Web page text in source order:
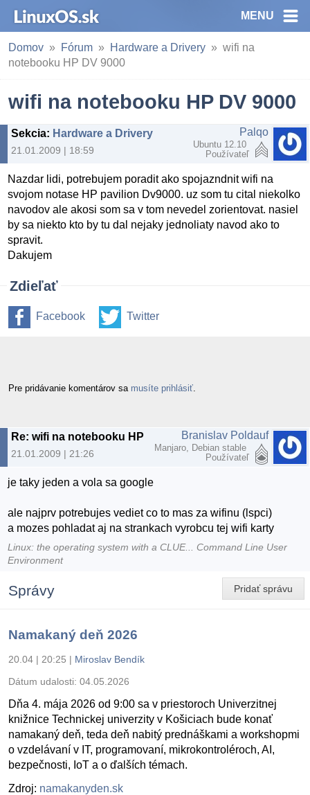
MENU
Domov Fórum Hardware a Drivery
wifi na
notebooku HP DV 9000
wifi na notebooku HP DV 9000
Sekcia: Hardware a Drivery
21.01.2009 | 18:59
Palqo
Ubuntu 12.10
Používateľ
Nazdar lidi, potrebujem poradit ako spojazndnit wifi na
svojom notase HP pavilion Dv9000. uz som tu cital niekolko
navodov ale akosi som sa v tom nevedel zorientovat. nasiel
by sa niekto kto by tu dal nejaky jednoliaty navod ako to
spravit.
Dakujem
Zdieľať
Facebook Twitter
Pre pridávanie komentárov sa musíte prihlásiť
Re: wifi na notebooku HP DV 9000
21.01.2009 | 21:26
Branislav Poldauf
Manjaro, Debian stable
Používateľ
je taky jeden a vola sa google
ale najprv potrebujes vediet co to mas za wifinu (lspci)
a mozes pohladat aj na strankach vyrobcu tej wifi karty
Linux: the operating system with a CLUE... Command Line User
Environment
Pridať správu
Správy
Namakaný deň 2026
20.04 | 20:25 | Miroslav Bendík
Dátum udalosti: 04.05.2026
Dňa 4. mája 2026 od 9:00 sa v priestoroch Univerzitnej
knižnice Technickej univerzity v Košiciach bude konať
namakaný deň, teda deň nabitý prednáškami a workshopmi
o vzdelávaní v IT, programovaní, mikrokontroléroch, AI,
bezpečnosti, IoT a o ďalších témach.
Zdroj: namakanyden.sk